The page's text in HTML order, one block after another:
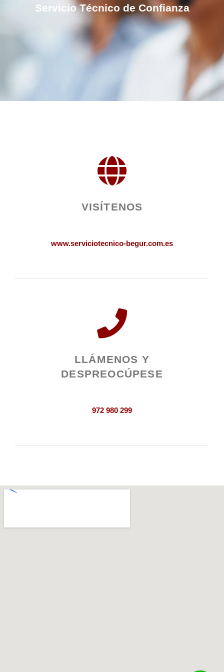
Servicio Técnico de Confianza
VISÍTENOS
www.serviciotecnico-begur.com.es
LLÁMENOS Y
DESPREOCÚPESE
972 980 299